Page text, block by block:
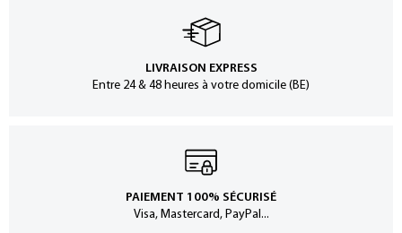
LIVRAISON EXPRESS
Entre 24 & 48 heures à votre domicile (BE)
PAIEMENT 100% SÉCURISÉ
Visa, Mastercard, PayPal...